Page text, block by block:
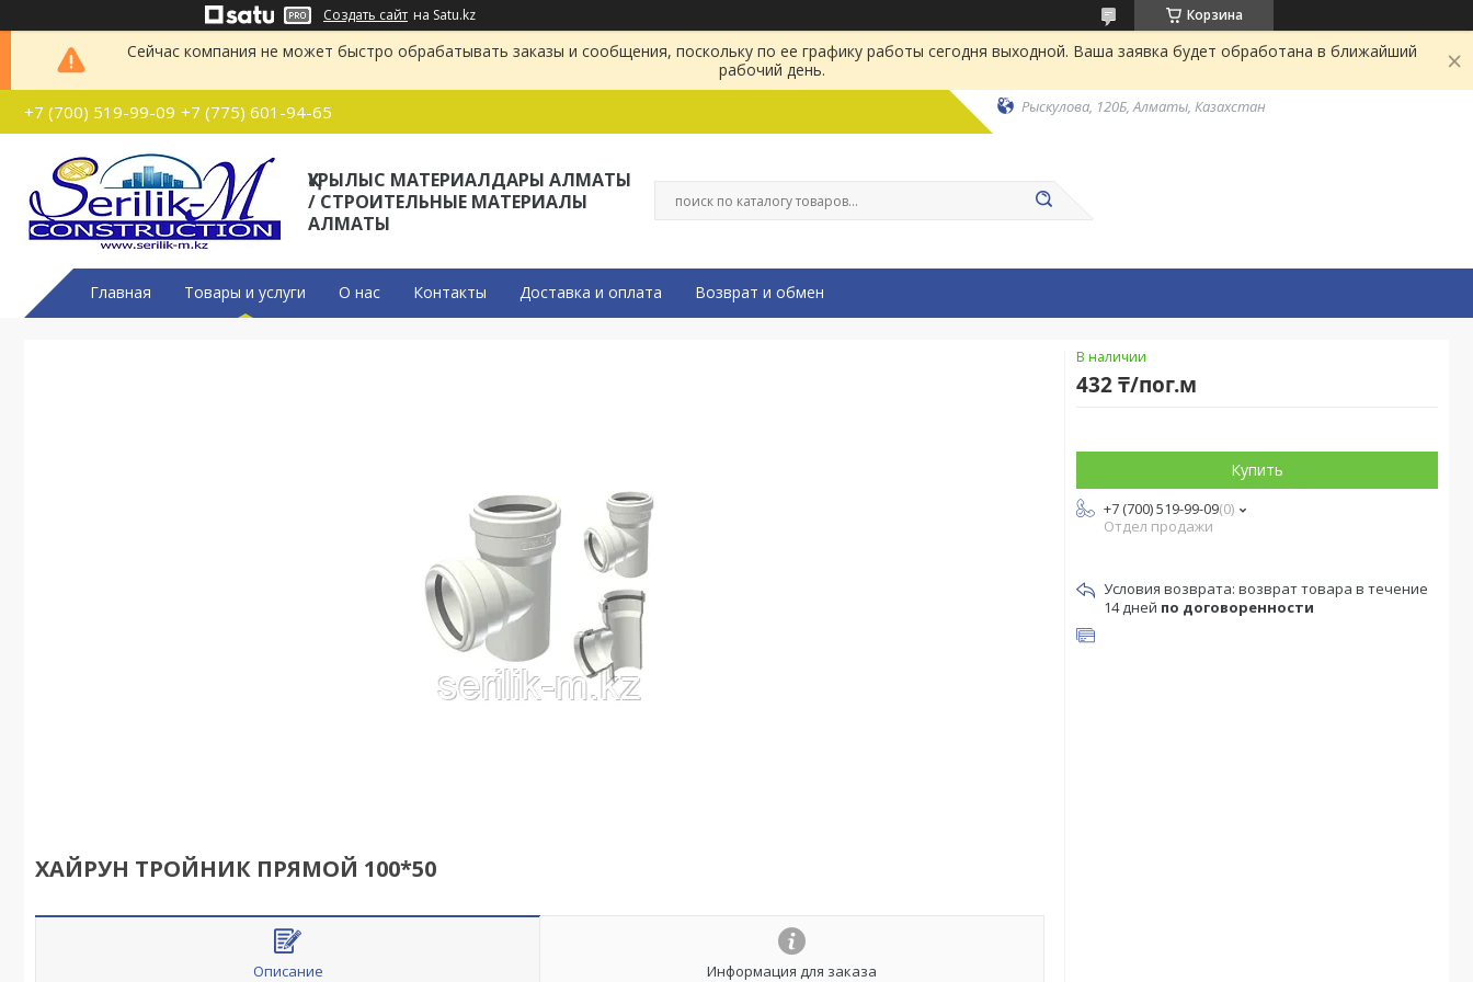
Создать сайт на Satu.kz Корзина
Сейчас компания не может быстро обрабатывать заказы и сообщения, поскольку по ее графику работы сегодня выходной. Ваша заявка будет обработана в ближайший
рабочий день.
+7 (700) 519-99-09 +7 (775) 601-94-65 Рыскулова, 120Б, Алматы, Казахстан
ҚҰРЫЛЫС МАТЕРИАЛДАРЫ АЛМАТЫ
/ СТРОИТЕЛЬНЫЕ МАТЕРИАЛЫ
АЛМАТЫ
Главная Товары и услуги О нас Контакты Доставка и оплата Возврат и обмен
ХАЙРУН ТРОЙНИК ПРЯМОЙ 100*50
Описание Информация для заказа
В наличии
432 ₸/пог.м
Купить
+7 (700) 519-99-09 0
Отдел продажи
возврат товара в течение
14 дней по договоренности